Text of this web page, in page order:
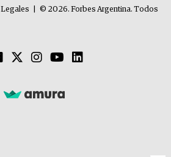
Legales
© 2026. Forbes Argentina. Todos